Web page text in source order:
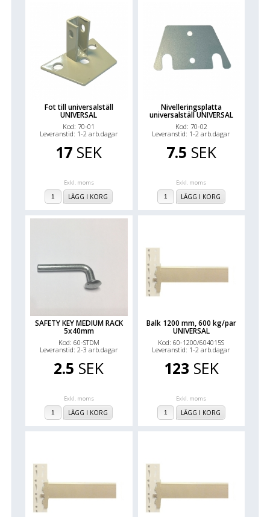
Fot till universalställ
UNIVERSAL
Kod: 70-01
Leveranstid: 1-2 arb.dagar
17 SEK
Exkl. moms
LÄGG I KORG
Nivelleringsplatta
universalställ UNIVERSAL
Kod: 70-02
Leveranstid: 1-2 arb.dagar
7.5 SEK
Exkl. moms
LÄGG I KORG
SAFETY KEY MEDIUM RACK
5x40mm
Kod: 60-STDM
Leveranstid: 2-3 arb.dagar
2.5 SEK
Exkl. moms
LÄGG I KORG
Balk 1200 mm, 600 kg/par
UNIVERSAL
Kod: 60-1200/604015S
Leveranstid: 1-2 arb.dagar
123 SEK
Exkl. moms
LÄGG I KORG